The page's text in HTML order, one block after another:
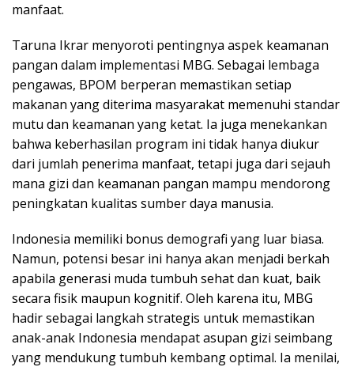
manfaat.
Taruna Ikrar menyoroti pentingnya aspek keamanan
pangan dalam implementasi MBG. Sebagai lembaga
pengawas, BPOM berperan memastikan setiap
makanan yang diterima masyarakat memenuhi standar
mutu dan keamanan yang ketat. Ia juga menekankan
bahwa keberhasilan program ini tidak hanya diukur
dari jumlah penerima manfaat, tetapi juga dari sejauh
mana gizi dan keamanan pangan mampu mendorong
peningkatan kualitas sumber daya manusia.
Indonesia memiliki bonus demografi yang luar biasa.
Namun, potensi besar ini hanya akan menjadi berkah
apabila generasi muda tumbuh sehat dan kuat, baik
secara fisik maupun kognitif. Oleh karena itu, MBG
hadir sebagai langkah strategis untuk memastikan
anak-anak Indonesia mendapat asupan gizi seimbang
yang mendukung tumbuh kembang optimal. Ia menilai,